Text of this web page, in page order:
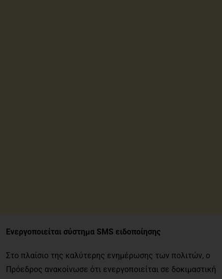
Ενεργοποιείται σύστημα SMS ειδοποίησης
Στο πλαίσιο της καλύτερης ενημέρωσης των πολιτών, ο
Πρόεδρος ανακοίνωσε ότι ενεργοποιείται σε δοκιμαστική